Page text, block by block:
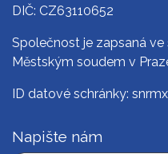
DIČ: CZ63110652
Společnost je zapsaná
Městským soudem v
ID datové schránky:
Napište nám